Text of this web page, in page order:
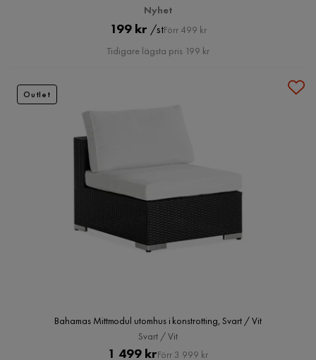
Nyhet
Pris
199 kr /stOriginal
Pris
Förr 499 kr
Tidigare lägsta pris 199 kr
Bahamas Mittmodul utomhus i konstrotting, Svart / Vit
Svart / Vit
Pris
1 499 krOriginal
Förr 3 999 kr
Outlet